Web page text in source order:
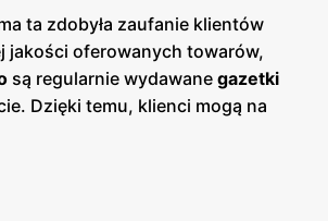
ta zdobyła zaufanie klientów
jakości oferowanych towarów,
są regularnie wydawane gazetki
Dzięki temu, klienci mogą na
motoryzacyjne. Oferta